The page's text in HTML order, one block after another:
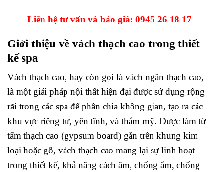
Liên hệ tư vấn và báo giá: 0945 26 18 17
Giới thiệu về vách thạch cao trong thiết
kế spa
Vách thạch cao, hay còn gọi là vách ngăn thạch cao,
là một giải pháp nội thất hiện đại được sử dụng rộng
rãi trong các spa để phân chia không gian, tạo ra các
khu vực riêng tư, yên tĩnh, và thẩm mỹ. Được làm từ
tấm thạch cao (gypsum board) gắn trên khung kim
loại hoặc gỗ, vách thạch cao mang lại sự linh hoạt
trong thiết kế, khả năng cách âm, chống ẩm, chống